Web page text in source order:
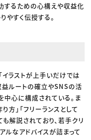
するための心構えや収益化
やすく伝授する。
イラストが上手いだけでは
益ルートの確立やSNSの活
心に構成されている。ま
方」「フリーランスとして
解説されており、若手クリ
ルなアドバイスが詰まって